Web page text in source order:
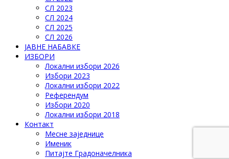
СЛ 2023
СЛ 2024
СЛ 2025
СЛ 2026
ЈАВНЕ НАБАВКЕ
ИЗБОРИ
Локални избори 2026
Избори 2023
Локални избори 2022
Референдум
Избори 2020
Локални избори 2018
Контакт
Месне заједнице
Именик
Питајте Градоначелника